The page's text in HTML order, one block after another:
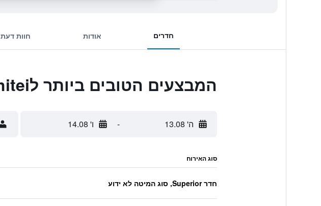
חדרים אודות חוות דעת
המבצעים הטובים ביותר לKyomachiya Ryokan Sakura Urushitei
ה' 13.08 - ו' 14.08
סוג האירוח
חדר Superior, סוג המיטה לא ידוע